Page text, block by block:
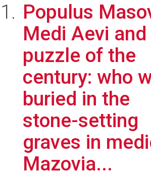
Populus
Medi Aevi
puzzle of the
century: who
buried in the
stone-setting
graves in
Mazovia...